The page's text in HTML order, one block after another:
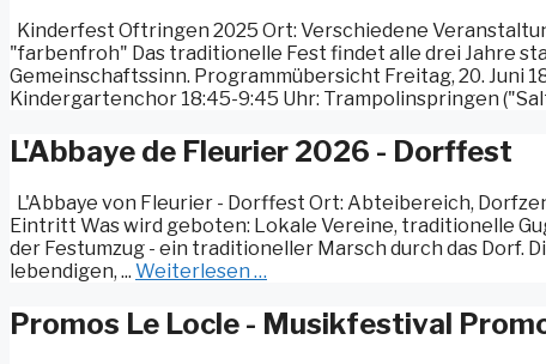
Kinderfest Oftringen 2025 Ort: Verschiedene
"farbenfroh" Das traditionelle Fest findet alle drei Jahre
Gemeinschaftssinn. Programmübersicht Freitag, 20. Juni
Kindergartenchor 18:45-9:45 Uhr: Trampolinspringen
L'Abbaye de Fleurier 2026 - Dorffest
L'Abbaye von Fleurier - Dorffest Ort: Abteibereich,
Eintritt Was wird geboten: Lokale Vereine, traditionelle
der Festumzug - ein traditioneller Marsch durch das Dorf.
lebendigen, ... Weiterlesen …
Promos Le Locle - Musikfestival